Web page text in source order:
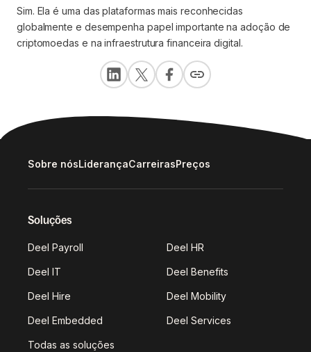
Sim. Ela é uma das plataformas mais reconhecidas
globalmente e desempenha papel importante na adoção de
criptomoedas e na infraestrutura financeira digital.
Sobre nósLiderançaCarreirasPreços
Soluções
Deel Payroll Deel HR
Deel IT Deel Benefits
Deel Hire Deel Mobility
Deel Embedded Deel Services
Todas as soluções